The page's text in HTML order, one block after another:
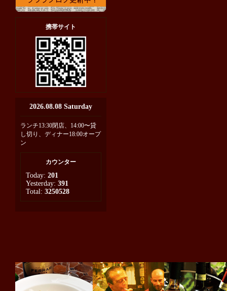
携帯サイト
2026.08.08 Saturday
ランチ13:30閉店、14:00〜貸
し切り、ディナー18:00オープ
ン
カウンター
Today: 201
Yesterday: 391
Total: 3250528